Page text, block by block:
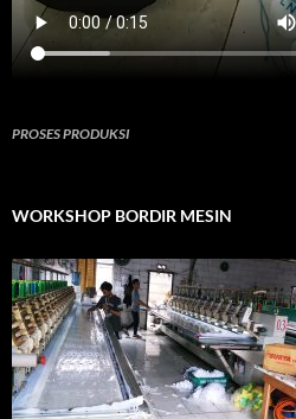
PROSES PRODUKSI
WORKSHOP BORDIR MESIN